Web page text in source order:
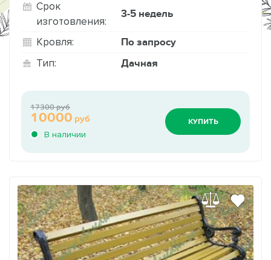
Срок
изготовления:
3-5 недель
Кровля: По запросу
Тип: Дачная
В наличии
10000 руб
17300 руб
КУПИТЬ